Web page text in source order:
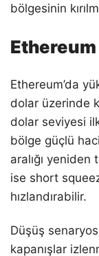
bölgesinin
Ethereum
Ethereum’da
dolar üzerinde
dolar seviyesi
bölge güçlü
aralığı yeniden
ise short
hızlandırabilir.
Düşüş
kapanışlar